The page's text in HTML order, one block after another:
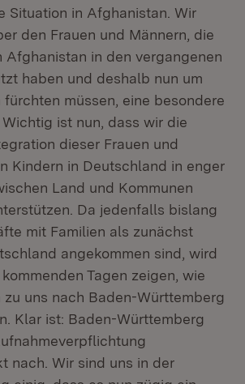
Situation in Afghanistan. Wir
den Frauen und Männern, die
Afghanistan in den vergangenen
haben und deshalb nun um
müssen, eine besondere
ist nun, dass wir die
dieser Frauen und
Kindern in Deutschland in enger
Land und Kommunen
Da jedenfalls bislang
mit Familien als zunächst
angekommen sind, wird
Tagen zeigen, wie
zu uns nach Baden-Württemberg
Klar ist: Baden-Württemberg
nach. Wir sind uns in der